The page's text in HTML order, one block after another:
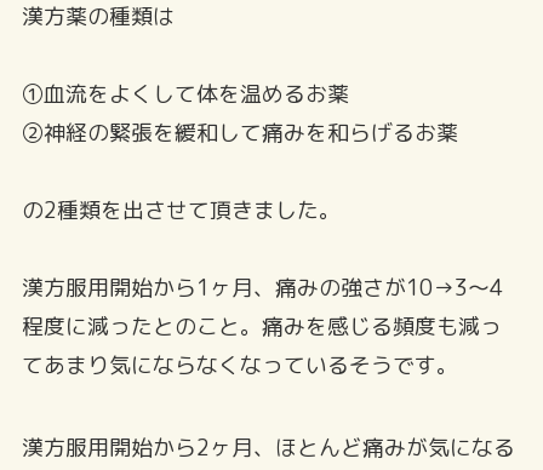
漢方薬の種類は
①血流をよくして体を温めるお薬
②神経の緊張を緩和して痛みを和らげるお薬
の2種類を出させて頂きました。
漢方服用開始から1ヶ月、痛みの強さが10→3～4
程度に減ったとのこと。痛みを感じる頻度も減っ
てあまり気にならなくなっているそうです。
漢方服用開始から2ヶ月、ほとんど痛みが気になる